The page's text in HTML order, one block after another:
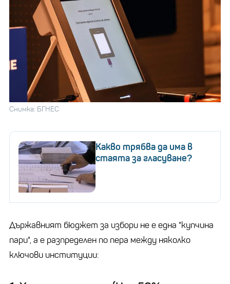
Снимка: БГНЕС
Какво трябва да има в
стаята за гласуване?
Държавният бюджет за избори не е една "купчина
пари", а е разпределен по пера между няколко
ключови институции: